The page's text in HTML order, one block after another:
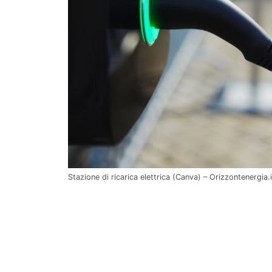
Stazione di ricarica elettrica (Canva) –